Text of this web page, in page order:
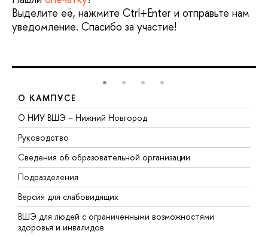
Выделите её, нажмите Ctrl+Enter и отправьте нам
уведомление. Спасибо за участие!
О КАМПУСЕ
О НИУ ВШЭ – Нижний Новгород
Руководство
Сведения об образовательной организации
Подразделения
Версия для слабовидящих
ВШЭ для людей с ограниченными возможностями
здоровья и инвалидов